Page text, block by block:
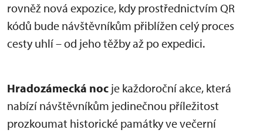
rovněž nová expozice, kdy prostřednictvím QR
kódů bude návštěvníkům přiblížen celý proces
cesty uhlí – od jeho těžby až po expedici.
Hradozámecká noc je každoroční akce, která
nabízí návštěvníkům jedinečnou příležitost
prozkoumat historické památky ve večerní